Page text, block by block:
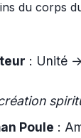
: Unité
Poule :